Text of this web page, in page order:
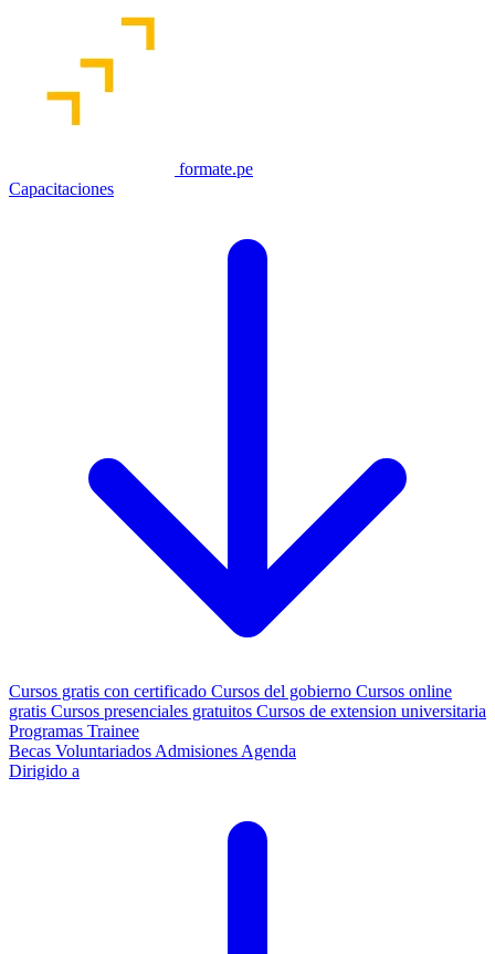
formate.pe
Capacitaciones
Cursos gratis con certificado Cursos del gobierno Cursos online
gratis Cursos presenciales gratuitos Cursos de extension universitaria
Programas Trainee
Becas Voluntariados Admisiones Agenda
Dirigido a